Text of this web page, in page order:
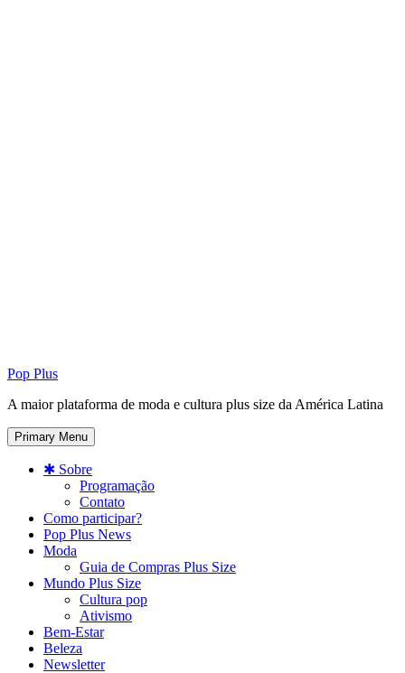
Pop Plus
A maior plataforma de moda e cultura plus size da América Latina
Primary Menu
✱ Sobre
Programação
Contato
Como participar?
Pop Plus News
Moda
Guia de Compras Plus Size
Mundo Plus Size
Cultura pop
Ativismo
Bem-Estar
Beleza
Newsletter